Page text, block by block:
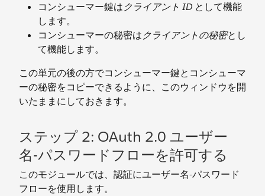
コンシューマー鍵はクライアント ID として機能
します。
コンシューマーの秘密はクライアントの秘密とし
て機能します。
この単元の後の方でコンシューマー鍵とコンシューマ
ーの秘密をコピーできるように、このウィンドウを開
いたままにしておきます。
ステップ 2: OAuth 2.0 ユーザー
名-パスワードフローを許可する
このモジュールでは、認証にユーザー名-パスワード
フローを使用します。